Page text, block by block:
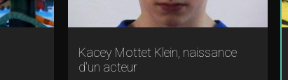
Kacey Mottet Klein, naissance
d'un acteur